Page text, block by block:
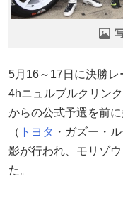
5月16～17日に決勝
4hニュルブルクリン
からの公式予選を前
（ トヨタ ・ガズー・
影が行われ、モリゾ
た。